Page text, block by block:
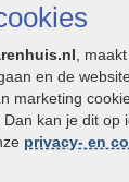
,
en de
marketing
kan je dit op
privacy- en